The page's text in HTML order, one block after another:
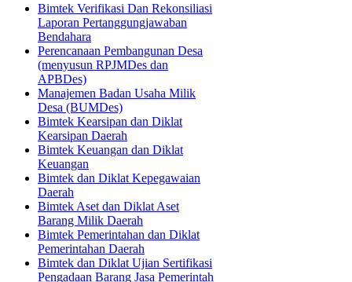
Bimtek Verifikasi Dan Rekonsiliasi
Laporan Pertanggungjawaban
Bendahara
Perencanaan Pembangunan Desa
(menyusun RPJMDes dan
APBDes)
Manajemen Badan Usaha Milik
Desa (BUMDes)
Bimtek Kearsipan dan Diklat
Kearsipan Daerah
Bimtek Keuangan dan Diklat
Keuangan
Bimtek dan Diklat Kepegawaian
Daerah
Bimtek Aset dan Diklat Aset
Barang Milik Daerah
Bimtek Pemerintahan dan Diklat
Pemerintahan Daerah
Bimtek dan Diklat Ujian Sertifikasi
Pengadaan Barang Jasa Pemerintah